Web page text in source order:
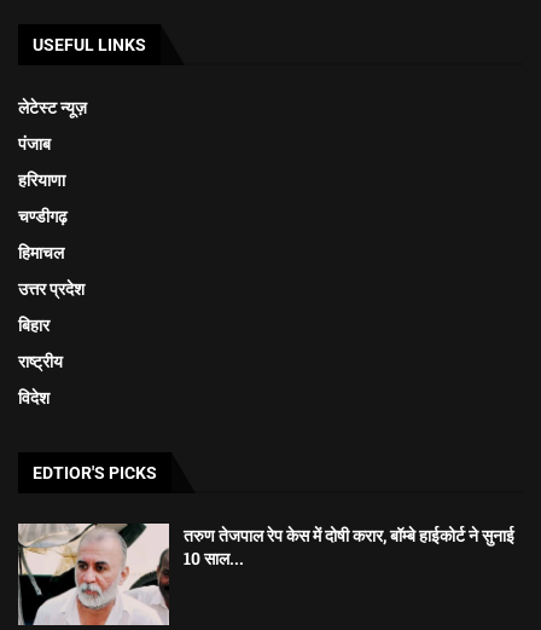
USEFUL LINKS
लेटेस्ट न्यूज़
पंजाब
हरियाणा
चण्डीगढ़
हिमाचल
उत्तर प्रदेश
बिहार
राष्ट्रीय
विदेश
EDTIOR'S PICKS
तरुण तेजपाल रेप केस में दोषी करार, बॉम्बे हाईकोर्ट ने सुनाई
10 साल...